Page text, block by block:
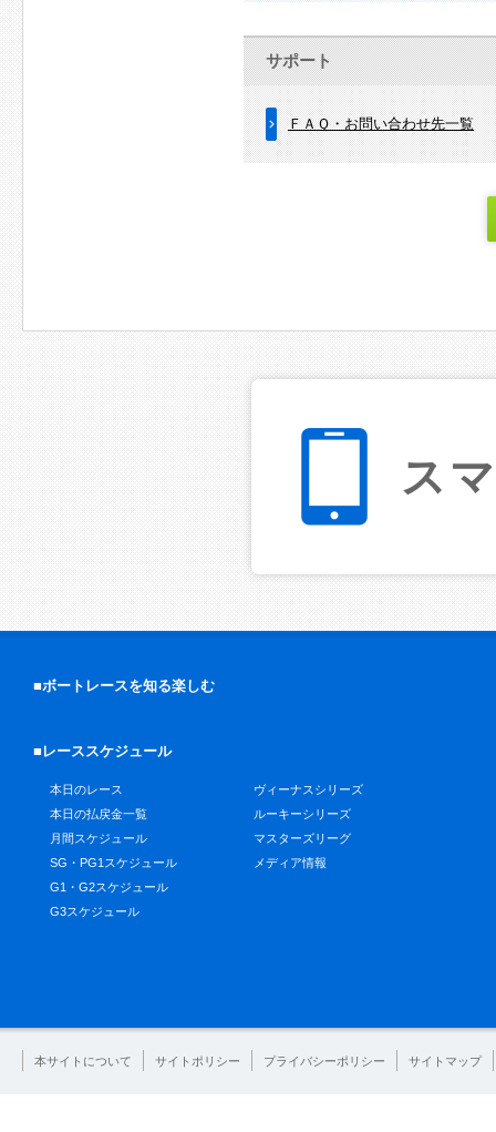
サポート
ＦＡＱ・お問い合わせ先一覧
ス
■ボートレースを知る楽しむ
■レーススケジュール
本日のレース
本日の払戻金一覧
月間スケジュール
SG・PG1スケジュール
G1・G2スケジュール
G3スケジュール
ヴィーナスシリーズ
ルーキーシリーズ
マスターズリーグ
メディア情報
本サイトについて サイトポリシー プライバシーポリシー サイトマップ